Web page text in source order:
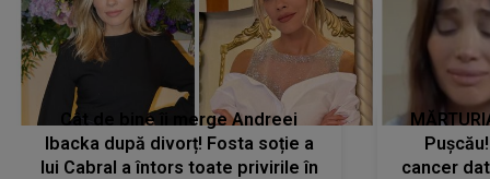
Cât de bine îi merge Andreei
Ibacka după divorț! Fosta soție a
lui Cabral a întors toate privirile în
cancer